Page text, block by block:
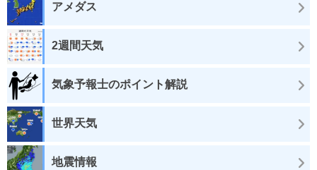
アメダス
2週間天気
気象予報士のポイント解説
世界天気
地震情報